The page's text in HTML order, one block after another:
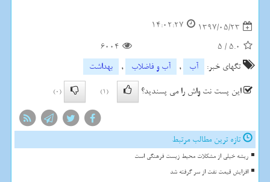
1397/05/23
14:02:27
5.0
/
5
6004
تگهای خبر:
آب , آب و فاضلاب ,
بهداشت
این پست نت واش را می پسندید؟
(1)
(0)
تازه ترین مطالب مرتبط
ریشه خیلی از مشکلات محیط زیست فرهنگی است
افزایش قیمت نفت از سر گرفته شد